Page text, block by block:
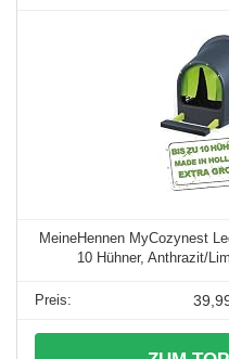
MeineHennen MyCozynest
10 Hühner, Anthrazit/